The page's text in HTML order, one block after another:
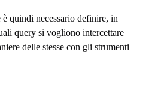
è quindi necessario definire, in
query si vogliono intercettare
delle stesse con gli strumenti